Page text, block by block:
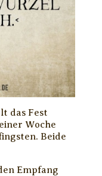
das Fest
Woche
Beide
Empfang